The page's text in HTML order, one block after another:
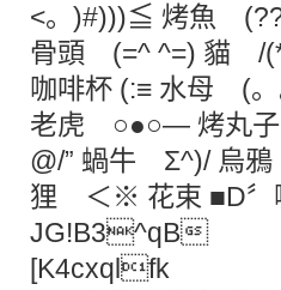
<。)#)))≦ 烤魚
骨頭 (=^ ^=) 貓 /
咖啡杯 (:≡ 水母 (
老虎 ○●○— 烤丸
@/” 蝸牛 Σ^)/ 烏
狸 ＜※ 花束 ■D
JG!B3^qB
[K4cxqlfk